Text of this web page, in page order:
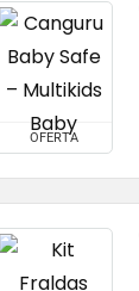
OFERTA